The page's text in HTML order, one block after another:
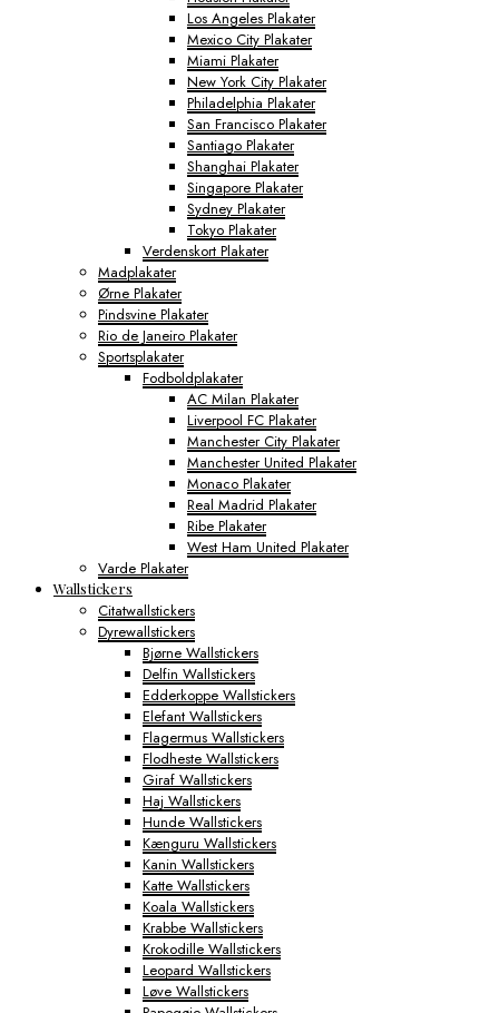
Los Angeles Plakater
Mexico City Plakater
Miami Plakater
New York City Plakater
Philadelphia Plakater
San Francisco Plakater
Santiago Plakater
Shanghai Plakater
Singapore Plakater
Sydney Plakater
Tokyo Plakater
Verdenskort Plakater
Madplakater
Ørne Plakater
Pindsvine Plakater
Rio de Janeiro Plakater
Sportsplakater
Fodboldplakater
AC Milan Plakater
Liverpool FC Plakater
Manchester City Plakater
Manchester United Plakater
Monaco Plakater
Real Madrid Plakater
Ribe Plakater
West Ham United Plakater
Varde Plakater
Wallstickers
Citatwallstickers
Dyrewallstickers
Bjørne Wallstickers
Delfin Wallstickers
Edderkoppe Wallstickers
Elefant Wallstickers
Flagermus Wallstickers
Flodheste Wallstickers
Giraf Wallstickers
Haj Wallstickers
Hunde Wallstickers
Kænguru Wallstickers
Kanin Wallstickers
Katte Wallstickers
Koala Wallstickers
Krabbe Wallstickers
Krokodille Wallstickers
Leopard Wallstickers
Løve Wallstickers